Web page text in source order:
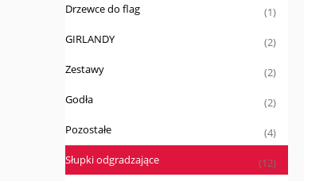
Drzewce do flag (1)
GIRLANDY (2)
Zestawy (2)
Godła (2)
Pozostałe (4)
Słupki odgradzające (12)